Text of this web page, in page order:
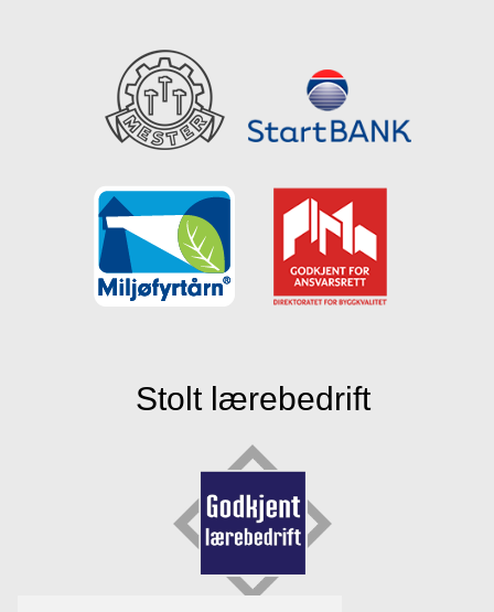
Stolt lærebedrift